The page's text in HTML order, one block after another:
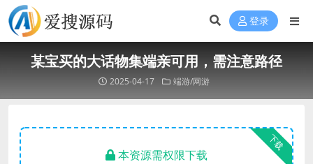
登录
某宝买的大话物集端亲可用，需注意路径
2025-04-17 端游/网游
下载
本资源需权限下载